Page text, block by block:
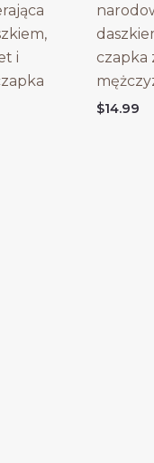
i
czapka
$14.99